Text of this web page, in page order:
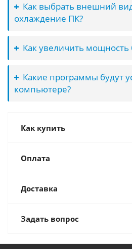
Как выбрать внешний
охлаждение ПК?
Как увеличить мощность
Какие программы будут
компьютере?
Как купить
Оплата
Доставка
Задать вопрос